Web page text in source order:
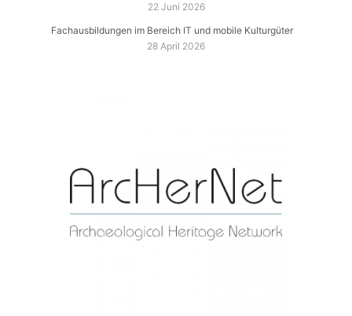
22 Juni 2026
Fachausbildungen im Bereich IT und mobile Kulturgüter
28 April 2026